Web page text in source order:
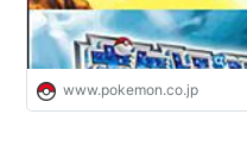
www.pokemon.co.jp